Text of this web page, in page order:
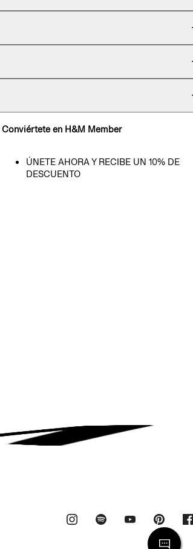
Conviértete en H&M Member
ÚNETE AHORA Y RECIBE UN 10% DE
DESCUENTO